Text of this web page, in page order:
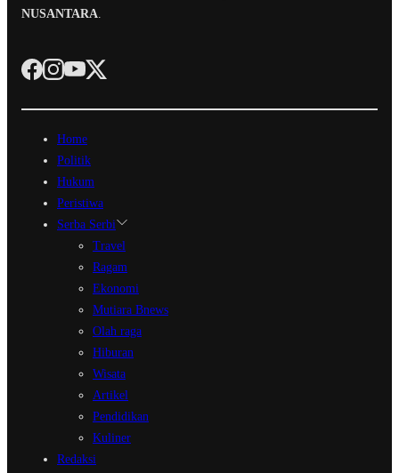
NUSANTARA
Home
Politik
Hukum
Peristiwa
Serba Serbi
Travel
Ragam
Ekonomi
Mutiara Bnews
Olah raga
Hiburan
Wisata
Artikel
Pendidikan
Kuliner
Redaksi